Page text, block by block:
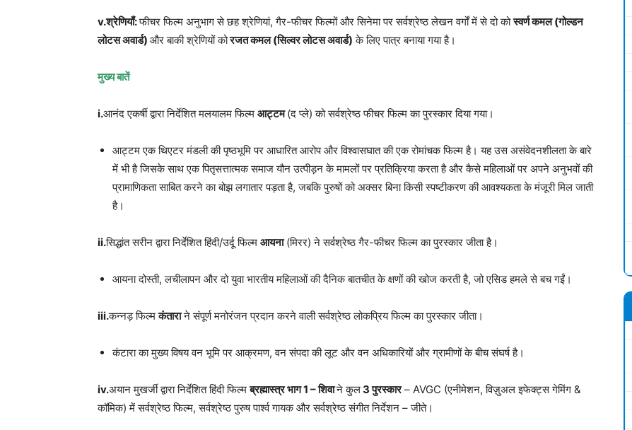
v.श्रेणियाँ:फीचर फिल्म अनुभाग से छह श्रेणियां, गैर-फीचर फिल्मों और सिनेमा पर सर्वश्रेष्ठ लेखन वर्गों में से दो कोस्वर्ण कमल (गोल्डन
लोटस अवार्ड) और बाकी श्रेणियों कोरजत कमल (सिल्वर लोटस अवार्ड) के लिए पात्र बनाया गया है।
मुख्य बातें
i.आनंद एकर्षी द्वारा निर्देशित मलयालम फिल्म आट्टम (द प्ले) को सर्वश्रेष्ठ फीचर फिल्म का पुरस्कार दिया गया।
आट्टम एक थिएटर मंडली की पृष्ठभूमि पर आधारित आरोप और विश्वासघात की एक रोमांचक फिल्म है। यह उस असंवेदनशीलता के बारे
में भी है जिसके साथ एक पितृसत्तात्मक समाज यौन उत्पीड़न के मामलों पर प्रतिक्रिया करता है और कैसे महिलाओं पर अपने अनुभवों की
प्रामाणिकता साबित करने का बोझ लगातार पड़ता है, जबकि पुरुषों को अक्सर बिना किसी स्पष्टीकरण की आवश्यकता के मंजूरी मिल जाती
है।
ii.सिद्धांत सरीन द्वारा निर्देशित हिंदी/उर्दू फिल्म आयना(मिरर) ने सर्वश्रेष्ठ गैर-फीचर फिल्म का पुरस्कार जीता है।
आयना दोस्ती, लचीलापन और दो युवा भारतीय महिलाओं की दैनिक बातचीत के क्षणों की खोज करती है, जो एसिड हमले से बच गईं।
iii.कन्नड़ फिल्मकंताराने संपूर्ण मनोरंजन प्रदान करने वाली सर्वश्रेष्ठ लोकप्रिय फिल्म का पुरस्कार जीता।
कंटारा का मुख्य विषय वन भूमि पर आक्रमण, वन संपदा की लूट और वन अधिकारियों और ग्रामीणों के बीच संघर्ष है।
iv.अयान मुखर्जी द्वारा निर्देशित हिंदी फिल्मब्रह्मास्त्र भाग1 –शिवाने कुल 3पुरस्कार– AVGC (एनीमेशन, विज़ुअल इफेक्ट्स गेमिंग &
कॉमिक) में सर्वश्रेष्ठ फिल्म, सर्वश्रेष्ठ पुरुष पार्श्व गायक और सर्वश्रेष्ठ संगीत निर्देशन – जीते।